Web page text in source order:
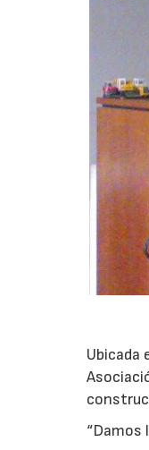
Ubicada
“Damos